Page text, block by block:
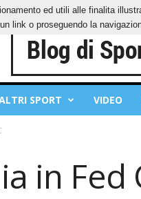
SPORT VIDEO
in Fed
ed utili alle finalita
link o proseguendo la